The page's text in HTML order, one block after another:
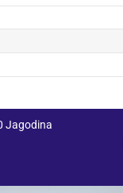
Jagodina